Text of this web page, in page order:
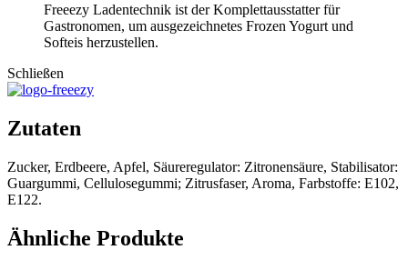
Freeezy Ladentechnik ist der Komplettausstatter für
Gastronomen, um ausgezeichnetes Frozen Yogurt und
Softeis herzustellen.
Schließen
Zutaten
Zucker, Erdbeere, Apfel, Säureregulator: Zitronensäure, Stabilisator:
Guargummi, Cellulosegummi; Zitrusfaser, Aroma, Farbstoffe: E102,
E122.
Ähnliche Produkte